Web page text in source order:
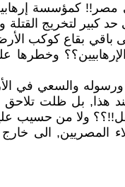
كمؤسسة
لتخريج القتلة
باقي بقاع كوكب
وخطرها
ورسوله والسعي في
عند هذا, بل ظلت
ولا من حسيب
المصريين,